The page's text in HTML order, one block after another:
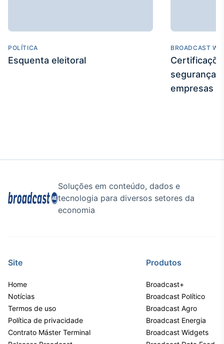
Em breve
POLÍTICA
Esquenta eleitoral
BROADCAST
segurança
empresas
Soluções em conteúdo, dados e
tecnologia para diversos setores da
economia
Site
Home
Notícias
Termos de uso
Política de privacidade
Contrato Máster Terminal
Produtos
Broadcast+
Broadcast Político
Broadcast Agro
Broadcast Energia
Broadcast Widgets